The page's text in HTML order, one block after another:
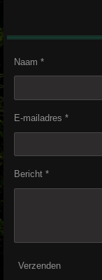
Naam *
E-mailadres *
Bericht *
Verzenden